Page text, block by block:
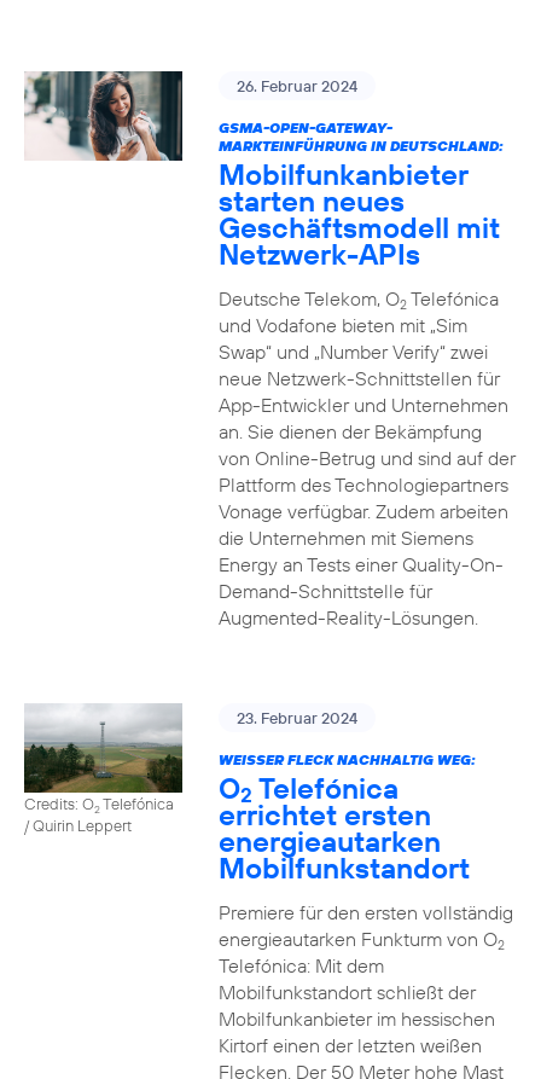
26. Februar 2024
GSMA-OPEN-GATEWAY-
MARKTEINFÜHRUNG IN DEUTSCHLAND:
Mobilfunkanbieter
starten neues
Geschäftsmodell mit
Netzwerk-APIs
Deutsche Telekom, O2Telefónica
und Vodafone bieten mit „Sim
Swap“ und „Number Verify“ zwei
neue Netzwerk-Schnittstellen für
App-Entwickler und Unternehmen
an. Sie dienen der Bekämpfung
von Online-Betrug und sind auf der
Plattform des Technologiepartners
Vonage verfügbar. Zudem arbeiten
die Unternehmen mit Siemens
Energy an Tests einer Quality-On-
Demand-Schnittstelle für
Augmented-Reality-Lösungen.
Credits: O2Telefónica
/ Quirin Leppert
23. Februar 2024
WEISSER FLECK NACHHALTIG WEG:
O2 Telefónica
errichtet ersten
energieautarken
Mobilfunkstandort
Premiere für den ersten vollständig
energieautarken Funkturm von O2
Telefónica: Mit dem
Mobilfunkstandort schließt der
Mobilfunkanbieter im hessischen
Kirtorf einen der letzten weißen
Flecken. Der 50 Meter hohe Mast